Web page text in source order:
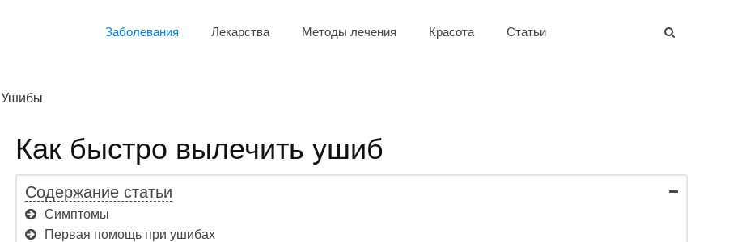
Заболевания Лекарства Методы лечения Красота Статьи
Ушибы
Как быстро вылечить ушиб
Содержание статьи
Симптомы
Первая помощь при ушибах